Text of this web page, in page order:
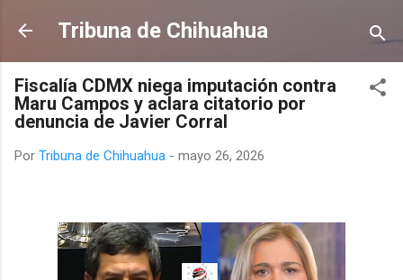
Ir al contenido principal
Tribuna de Chihuahua
Fiscalía CDMX niega imputación contra
Maru Campos y aclara citatorio por
denuncia de Javier Corral
Por Tribuna de Chihuahua - mayo 26, 2026